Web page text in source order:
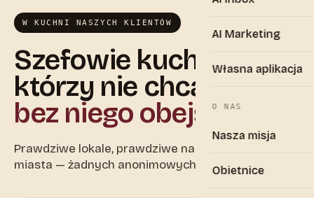
AI Marketing
Własna aplikacja
O NAS
Nasza misja
Obietnice
W KUCHNI NASZYCH KLIENTÓW
Szefowie kuchni,
którzy nie chcą się już
bez niego obejść.
Prawdziwe lokale, prawdziwe nazwiska, prawdziwe
miasta — żadnych anonimowych gwiazdek.